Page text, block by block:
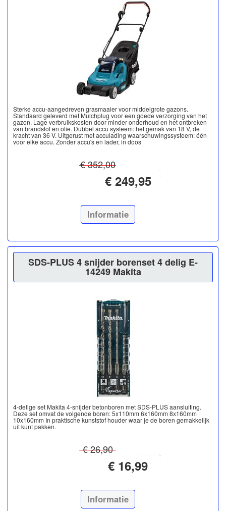
Sterke accu-aangedreven grasmaaier voor middelgrote gazons.
Standaard geleverd met Mulchplug voor een goede verzorging van het
gazon. Lage verbruikskosten door minder onderhoud en het ontbreken
van brandstof en olie. Dubbel accu systeem: het gemak van 18 V, de
kracht van 36 V. Uitgerust met acculading waarschuwingssysteem: één
voor elke accu. Zonder accu's en lader, in doos
€ 352,00
€ 249,95
Informatie
SDS-PLUS 4 snijder borenset 4 delig E-
14249 Makita
4-delige set Makita 4-snijder betonboren met SDS-PLUS aansluiting.
Deze set omvat de volgende boren: 5x110mm 6x160mm 8x160mm
10x160mm In praktische kunststof houder waar je de boren gemakkelijk
uit kunt pakken.
€ 26,90
€ 16,99
Informatie